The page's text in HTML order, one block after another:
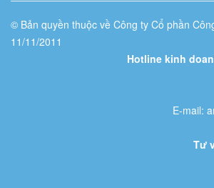
© Bản quyền thuộc về Công ty Cổ phần
11/11/2011
Hotline kinh
E-mail:
Tư